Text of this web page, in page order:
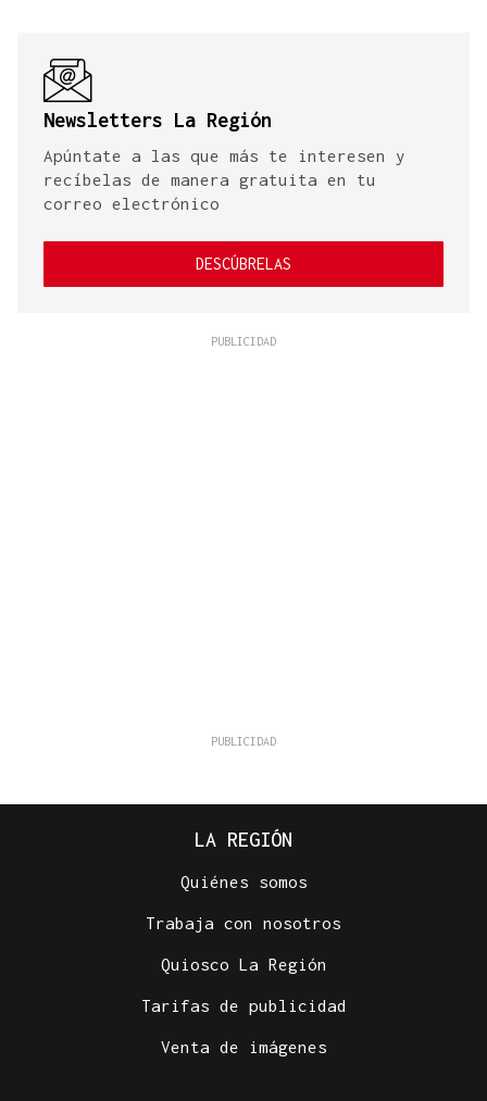
Newsletters La Región
Apúntate a las que más te interesen y
recíbelas de manera gratuita en tu
correo electrónico
DESCÚBRELAS
LA REGIÓN
Quiénes somos
Trabaja con nosotros
Quiosco La Región
Tarifas de publicidad
Venta de imágenes